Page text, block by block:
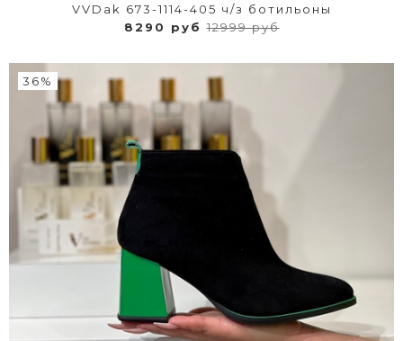
VVDak 673-1114-405 ч/з ботильоны
8290 руб12999 руб
36%